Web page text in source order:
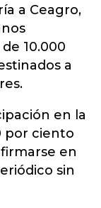
a Ceagro,
10.000
a
en la
por ciento
en
sin